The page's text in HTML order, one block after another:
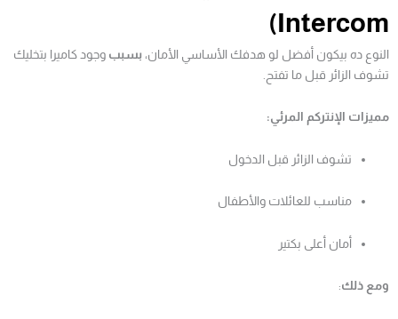
Intercom)
النوع ده بيكون أفضل لو هدفك الأساسي الأمان، بسبب وجود كاميرا بتخليك
تشوف الزائر قبل ما تفتح.
مميزات الإنتركم المرئي:
تشوف الزائر قبل الدخول
مناسب للعائلات والأطفال
أمان أعلى بكتير
ومع ذلك: